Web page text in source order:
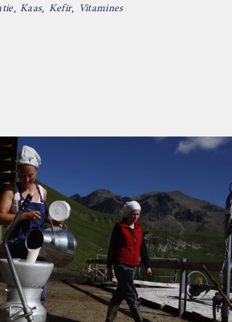
,Kaas, Kefir, Vitamines